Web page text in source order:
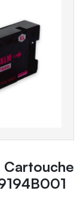
Cartouche